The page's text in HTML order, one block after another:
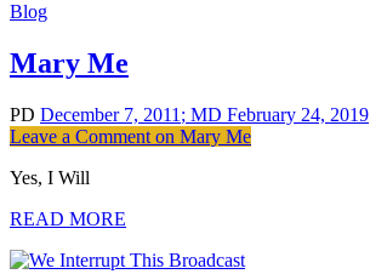
Blog
Mary Me
PD December 7, 2011 ; MD February 24, 2019
Leave a Comment on Mary Me
Yes, I Will
READ MORE